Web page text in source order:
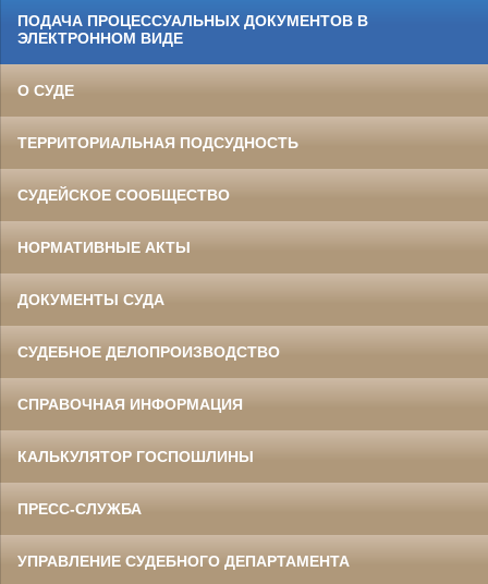
ПОДАЧА ПРОЦЕССУАЛЬНЫХ ДОКУМЕНТОВ В
ЭЛЕКТРОННОМ ВИДЕ
О СУДЕ
ТЕРРИТОРИАЛЬНАЯ ПОДСУДНОСТЬ
СУДЕЙСКОЕ СООБЩЕСТВО
НОРМАТИВНЫЕ АКТЫ
ДОКУМЕНТЫ СУДА
СУДЕБНОЕ ДЕЛОПРОИЗВОДСТВО
СПРАВОЧНАЯ ИНФОРМАЦИЯ
КАЛЬКУЛЯТОР ГОСПОШЛИНЫ
ПРЕСС-СЛУЖБА
УПРАВЛЕНИЕ СУДЕБНОГО ДЕПАРТАМЕНТА